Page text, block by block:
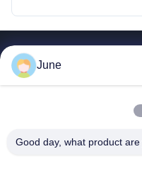
June
Good day, what product